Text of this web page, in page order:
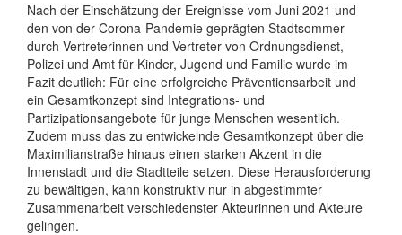
Nach der Einschätzung der Ereignisse vom Juni 2021 und
den von der Corona-Pandemie geprägten Stadtsommer
durch Vertreterinnen und Vertreter von Ordnungsdienst,
Polizei und Amt für Kinder, Jugend und Familie wurde im
Fazit deutlich: Für eine erfolgreiche Präventionsarbeit und
ein Gesamtkonzept sind Integrations- und
Partizipationsangebote für junge Menschen wesentlich.
Zudem muss das zu entwickelnde Gesamtkonzept über die
Maximilianstraße hinaus einen starken Akzent in die
Innenstadt und die Stadtteile setzen. Diese Herausforderung
zu bewältigen, kann konstruktiv nur in abgestimmter
Zusammenarbeit verschiedenster Akteurinnen und Akteure
gelingen.